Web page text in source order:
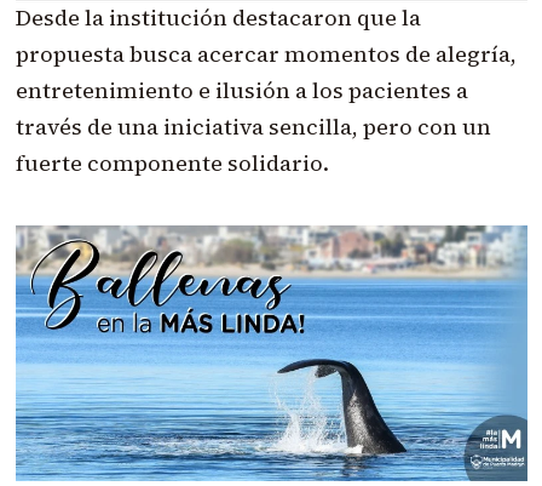
Desde la institución destacaron que la
propuesta busca acercar momentos de alegría,
entretenimiento e ilusión a los pacientes a
través de una iniciativa sencilla, pero con un
fuerte componente solidario.